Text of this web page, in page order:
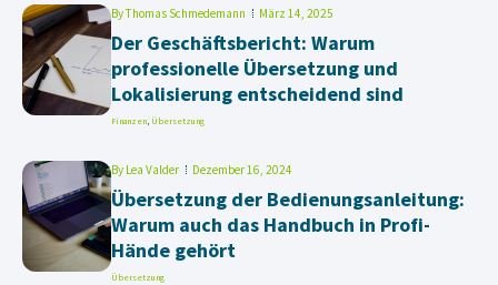
ByThomas Schmedemann März 14, 2025
Der Geschäftsbericht: Warum
professionelle Übersetzung und
Lokalisierung entscheidend sind
Finanzen, Übersetzung
By Lea Valder Dezember 16, 2024
Übersetzung der Bedienungsanleitung:
Warum auch das Handbuch in Profi-
Hände gehört
Übersetzung